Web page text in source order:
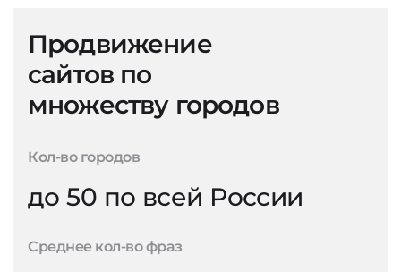
Продвижение
сайтов по
множеству городов
Кол-во городов
до 50 по всей России
Среднее кол-во фраз